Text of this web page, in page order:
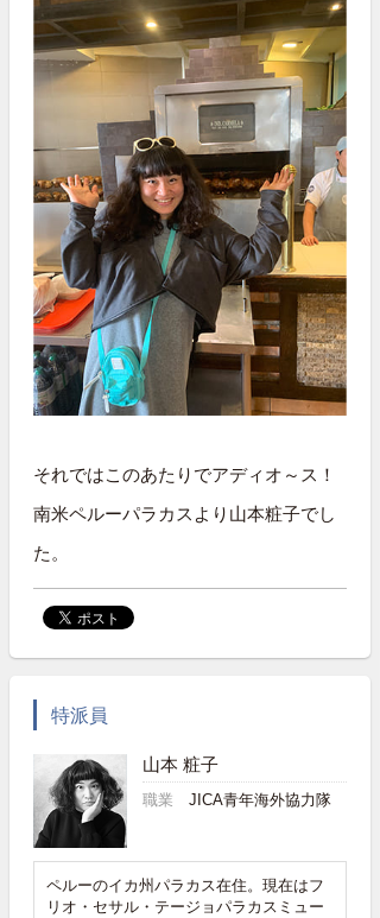
それではこのあたりでアディオ～ス！
南米ペルーパラカスより山本粧子でし
た。
特派員
山本 粧子
職業 JICA青年海外協力隊
ペルーのイカ州パラカス在住。現在はフ
リオ・セサル・テージョパラカスミュー